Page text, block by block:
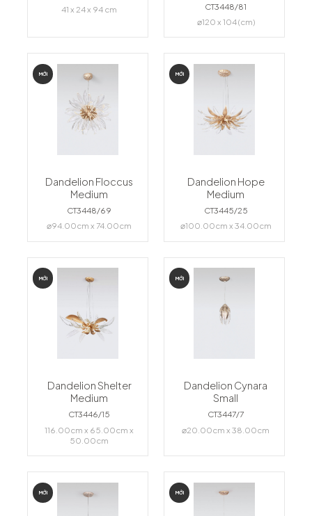
41 x 24 x 94 cm
CT3448/81
⌀120 x 104 (cm)
MỚI
Dandelion Floccus
Medium
CT3448/69
⌀94.00cm x 74.00cm
MỚI
Dandelion Hope
Medium
CT3445/25
⌀100.00cm x 34.00cm
MỚI
Dandelion Shelter
Medium
CT3446/15
116.00cm x 65.00cm x
50.00cm
MỚI
Dandelion Cynara
Small
CT3447/7
⌀20.00cm x 38.00cm
MỚI MỚI